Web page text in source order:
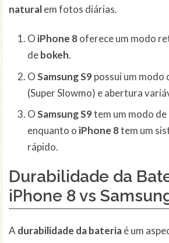
naturalem fotos diárias.
O iPhone 8oferece um modo
debokeh.
OSamsung S9possui um modo
(Super Slowmo) e abertura
OSamsung S9tem um modo
enquanto o iPhone 8tem um
rápido.
Durabilidade da
iPhone 8 vs
A durabilidade da bateriaé um